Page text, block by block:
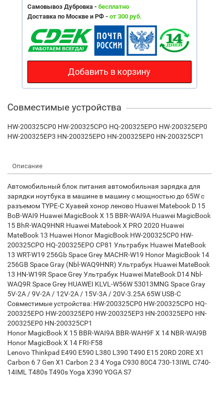
Самовывоз Дубровка - бесплатно
Доставка по Москве и РФ - от 300 руб.
Добавить в корзину
Совместимые устройства
HW-200325CP0 HW-200325CPO HQ-200325EPO HW-200325EP0
HW-200325EP3 HN-200325EPO HN-200325EP0 HN-200325CP1
Описание
Автомобильный блок питания автомобильная зарядка для
зарядки ноутбука в машине в машину с мощностью до 65W с
разъемом TYPE-C Хуавей хонор леново Huawei Matebook D 15
BoB-WAI9 Huawei MagicBook X 15 BBR-WAI9A Huawei MagicBook
15 BhR-WAQ9HNR Huawei Matebook X PRO 2020 Huawei
MateBook 13 Huawei Honor MagicBook HW-200325CP0 HW-
200325CPO HQ-200325EPO CP81 Ультрабук Huawei MateBook
13 WRT-W19 256Gb Space Grey MACHR-W19 Honor MagicBook 14
256GB Space Gray (Nbl-WAQ9HNR) Ультрабук Huawei MateBook
13 HN-W19R Space Grey Ультрабук Huawei MateBook D14 Nbl-
WAQ9R Space Grey HUAWEI KLVL-W56W 53013MNG Space Gray
5V-2A / 9V-2A / 12V-2A / 15V-3A / 20V-3.25A 65W USB-C
Совместимые устройства: HW-200325CP0 HW-200325CPO HQ-
200325EPO HW-200325EP0 HW-200325EP3 HN-200325EPO HN-
200325EP0 HN-200325CP1
Honor MagicBook X 15 BBR-WAI9A BBR-WAH9F X 14 NBR-WAI9B
Honor MagicBook X 14 FRI-F58
Lenovo Thinkpad E490 E590 L380 L390 T490 E15 20RD 20RE X1
Carbon 6 7 Gen X1 Carbon 2 3 4 Yoga C930 80C4 730-13IWL C740-
14IML T480s T490s Yoga X390 YOGA S7